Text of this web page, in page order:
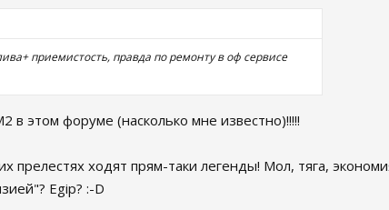
приемистость, правда по ремонту в оф сервисе
в этом форуме (насколько мне известно)!!!!!
ходят прям-таки легенды! Мол, тяга,
Egip? :-D